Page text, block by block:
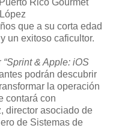
que a su corta edad
y un exitoso caficultor.
“Sprint & Apple: iOS
podrán descubrir
la operación
contará con
director asociado de
de Sistemas de